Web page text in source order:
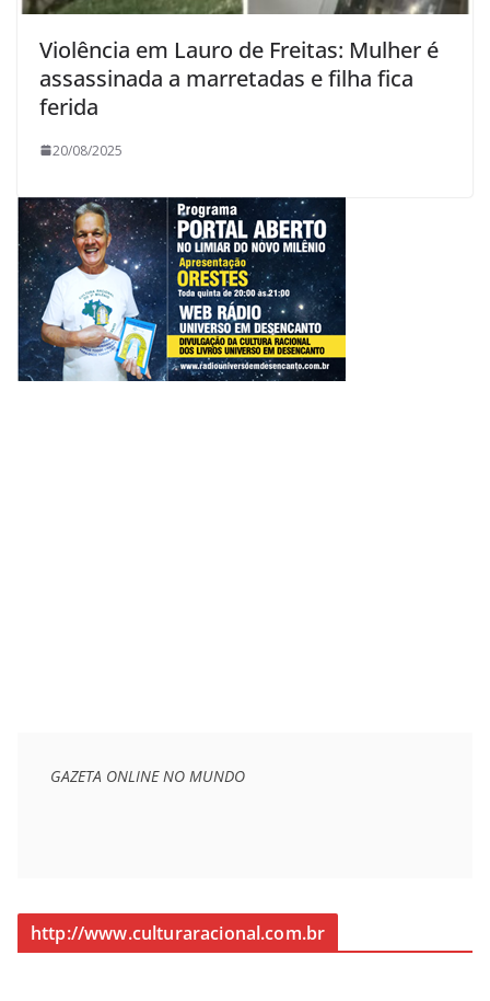
Violência em Lauro de Freitas: Mulher é
assassinada a marretadas e filha fica
ferida
20/08/2025
GAZETA ONLINE NO MUNDO
http://www.culturaracional.com.br